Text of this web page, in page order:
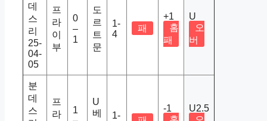
데
스
리
25-
04-
05
프
라
이
부
0
–
1
도
르
트
문
1-
4
패
+1
홈
패
U
오
버
분
데
스
프
라
1
U
베
1-
-1
U2.5